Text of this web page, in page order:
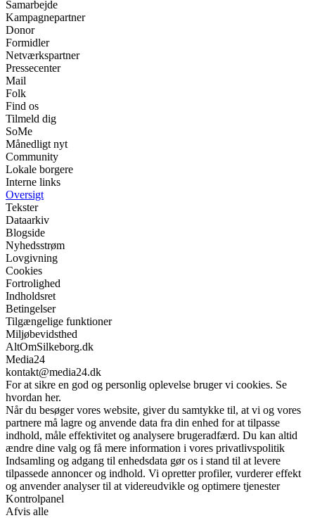
Samarbejde
Kampagnepartner
Donor
Formidler
Netværkspartner
Pressecenter
Mail
Folk
Find os
Tilmeld dig
SoMe
Månedligt nyt
Community
Lokale borgere
Interne links
Oversigt
Tekster
Dataarkiv
Blogside
Nyhedsstrøm
Lovgivning
Cookies
Fortrolighed
Indholdsret
Betingelser
Tilgængelige funktioner
Miljøbevidsthed
AltOmSilkeborg.dk
Media24
kontakt@media24.dk
For at sikre en god og personlig oplevelse bruger vi cookies. Se
hvordan her.
Når du besøger vores website, giver du samtykke til, at vi og vores
partnere må lagre og anvende data fra din enhed for at tilpasse
indhold, måle effektivitet og analysere brugeradfærd. Du kan altid
ændre dine valg og få mere information i vores privatlivspolitik
Indsamling og adgang til enhedsdata gør os i stand til at levere
tilpassede annoncer og indhold. Vi opretter profiler, vurderer effekt
og anvender analyser til at videreudvikle og optimere tjenester
Kontrolpanel
Afvis alle